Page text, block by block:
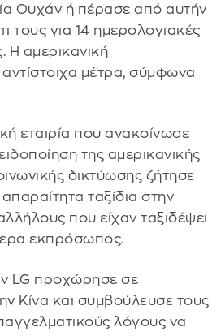
Ουχάν ή πέρασε από αυτήν
τους για 14 ημερολογιακές
αμερικανική
μέτρα, σύμφωνα
εταιρία που ανακοίνωσε
της αμερικανικής
δικτύωσης ζήτησε
ταξίδια στην
που είχαν ταξιδέψει
εκπρόσωπος.
LG προχώρησε σε
Κίνα και συμβούλευσε τους
λόγους να